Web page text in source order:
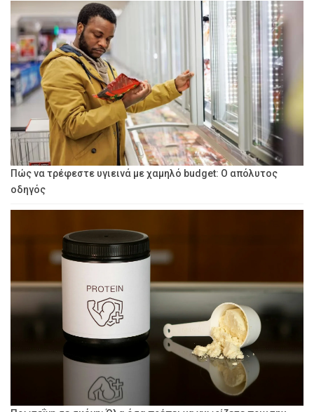
Πώς να τρέφεστε υγιεινά με χαμηλό budget: Ο απόλυτος
οδηγός